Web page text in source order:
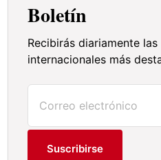
Boletín
Recibirás diariamente
internacionales más
Suscribirse